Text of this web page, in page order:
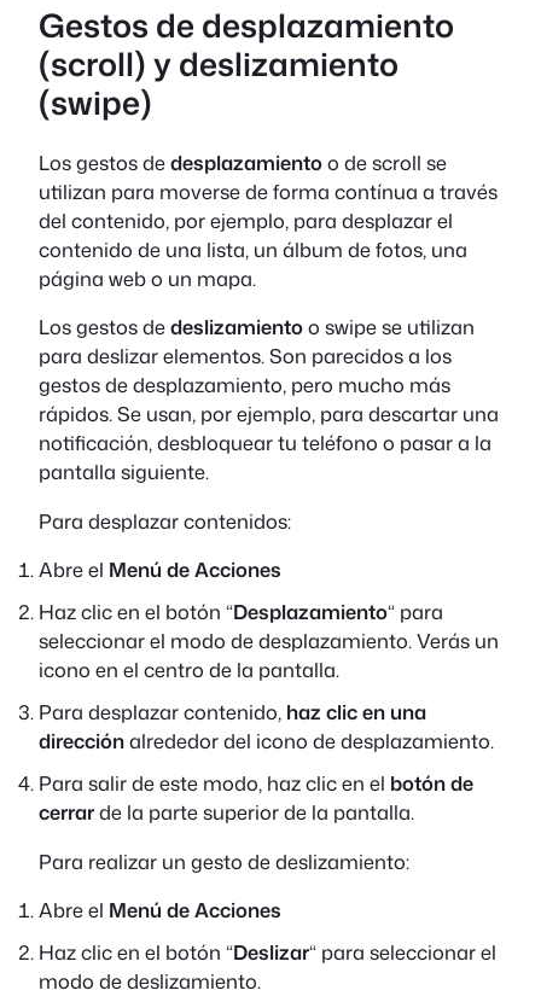
Gestos de desplazamiento
(scroll) y deslizamiento
(swipe)
Los gestos dedesplazamientoo descroll se
utilizan para moverse de forma contínua a través
del contenido, por ejemplo, para desplazar el
contenido de una lista, un álbum de fotos, una
página web o un mapa.
Los gestos dedeslizamientoo swipese utilizan
para deslizar elementos. Son parecidos a los
gestos de desplazamiento, pero mucho más
rápidos. Se usan, por ejemplo, para descartar una
notificación, desbloquear tu teléfono o pasar a la
pantalla siguiente.
Para desplazar contenidos:
Abre el Menú de Acciones
Haz clic en el botón “Desplazamiento“ para
seleccionar el modo de desplazamiento. Verás un
icono en el centro de la pantalla.
Para desplazar contenido, haz clic en una
direcciónalrededor del icono de desplazamiento.
Para salir de este modo, haz clic en el botón de
cerrarde la parte superior de la pantalla.
Para realizar un gesto de deslizamiento:
Abre el Menú de Acciones
Haz clic en el botón “Deslizar“ para seleccionar el
modo de deslizamiento.